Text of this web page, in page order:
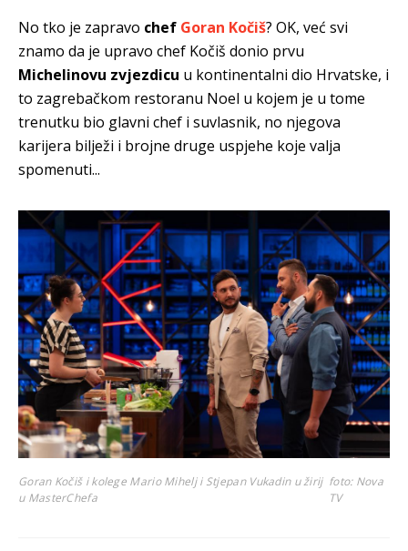
No tko je zapravo chef Goran Kočiš? OK, već svi
znamo da je upravo chef Kočiš donio prvu
Michelinovu zvjezdicu u kontinentalni dio Hrvatske, i
to zagrebačkom restoranu Noel u kojem je u tome
trenutku bio glavni chef i suvlasnik, no njegova
karijera bilježi i brojne druge uspjehe koje valja
spomenuti...
Goran Kočiš i kolege Mario Mihelj i Stjepan Vukadin u žirij
u MasterChefa
foto: Nova
TV